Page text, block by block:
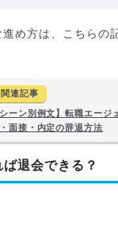
め方は、こちらの
関連記事
シーン別例文】転職エージ
面接・内定の辞退方法
退会できる？